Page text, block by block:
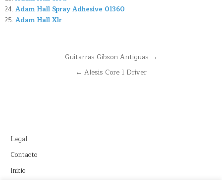
Adam Hall Spray Adhesive 01360
Adam Hall Xlr
NavegaciónGuitarras Gibson Antiguas →
← Alesis Core 1 Driver
Legal
Contacto
Inicio